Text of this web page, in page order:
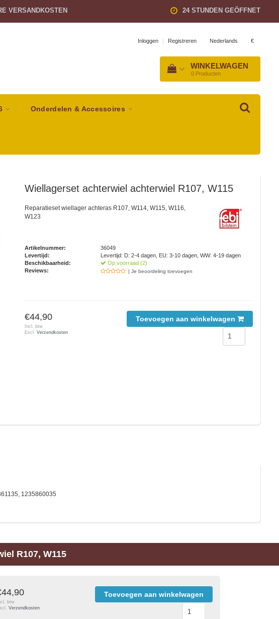
VERSANDKOSTEN 24 STUNDEN GEÖFFNET
Inloggen | Registreren Nederlands €
WINKELWAGEN
0 Producten
Onderdelen & Accessoires
Wiellagerset achterwiel achterwiel R107, W115
Reparatieset wiellager achteras R107, W114, W115, W116,
W123
Artikelnummer:
36049
Levertijd:
Levertijd: D: 2-4 dagen, EU: 3-10 dagen, WW: 4-19 dagen
Beschikbaarheid:
Op voorraad (2)
Reviews:
| Je beoordeling toevoegen
€44,90
Incl. btw
Excl.Verzendkosten
Toevoegen aan winkelwagen
1235860035
R107, W115
btw
Verzendkosten
Toevoegen aan winkelwagen